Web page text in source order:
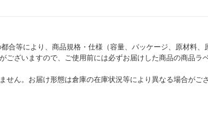
合等により、商品規格・仕様（容量、パッケージ、原材料、
ざいますので、ご使用前には必ずお届けした商品の商品ラ
ん。お届け形態は倉庫の在庫状況等により異なる場合がご